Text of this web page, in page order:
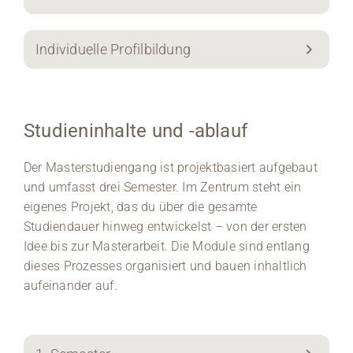
Individuelle Profilbildung
Studieninhalte und -ablauf
Der Masterstudiengang ist projektbasiert aufgebaut
und umfasst drei Semester. Im Zentrum steht ein
eigenes Projekt, das du über die gesamte
Studiendauer hinweg entwickelst – von der ersten
Idee bis zur Masterarbeit. Die Module sind entlang
dieses Prozesses organisiert und bauen inhaltlich
aufeinander auf.